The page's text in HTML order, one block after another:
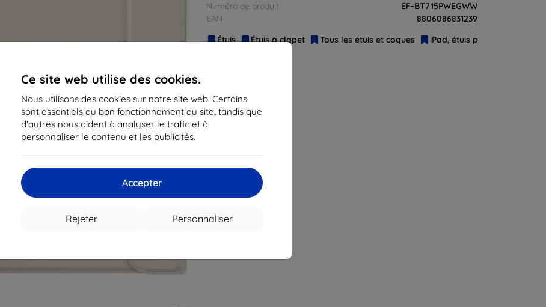
Ce site web utilise des cookies.
Nous utilisons des cookies sur notre site web. Certains
sont essentiels au bon fonctionnement du site, tandis que
d'autres nous aident à analyser le trafic et à
personnaliser le contenu et les publicités.
Accepter
Personnaliser
Rejeter
Numéro de produit
EF-BT715PWEGWW
EAN
8806086831239
Étuis
Étuis à clapet Tous les étuis et coques iPad, étuis pour tablettes